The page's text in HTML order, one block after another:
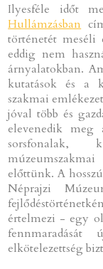
Ilyesféle időt
Hullámzásban
történetét
eddig nem
árnyalatokban.
kutatások és a
szakmai
jóval több és
elevenedik
sorsfonalak,
előttünk. A
Néprajzi
értelmezi - egy
elkötelezettség